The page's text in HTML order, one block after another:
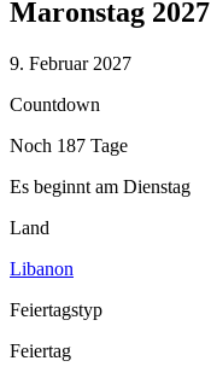
Maronstag 2027
9. Februar 2027
Countdown
Noch 187 Tage
Es beginnt am Dienstag
Land
Libanon
Feiertagstyp
Feiertag